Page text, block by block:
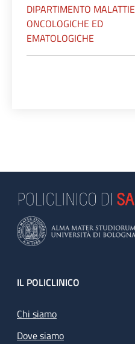
DIPARTIMENTO MALATTIE
ONCOLOGICHE ED
EMATOLOGICHE
Footer
IL POLICLINICO
Chi siamo
Dove siamo